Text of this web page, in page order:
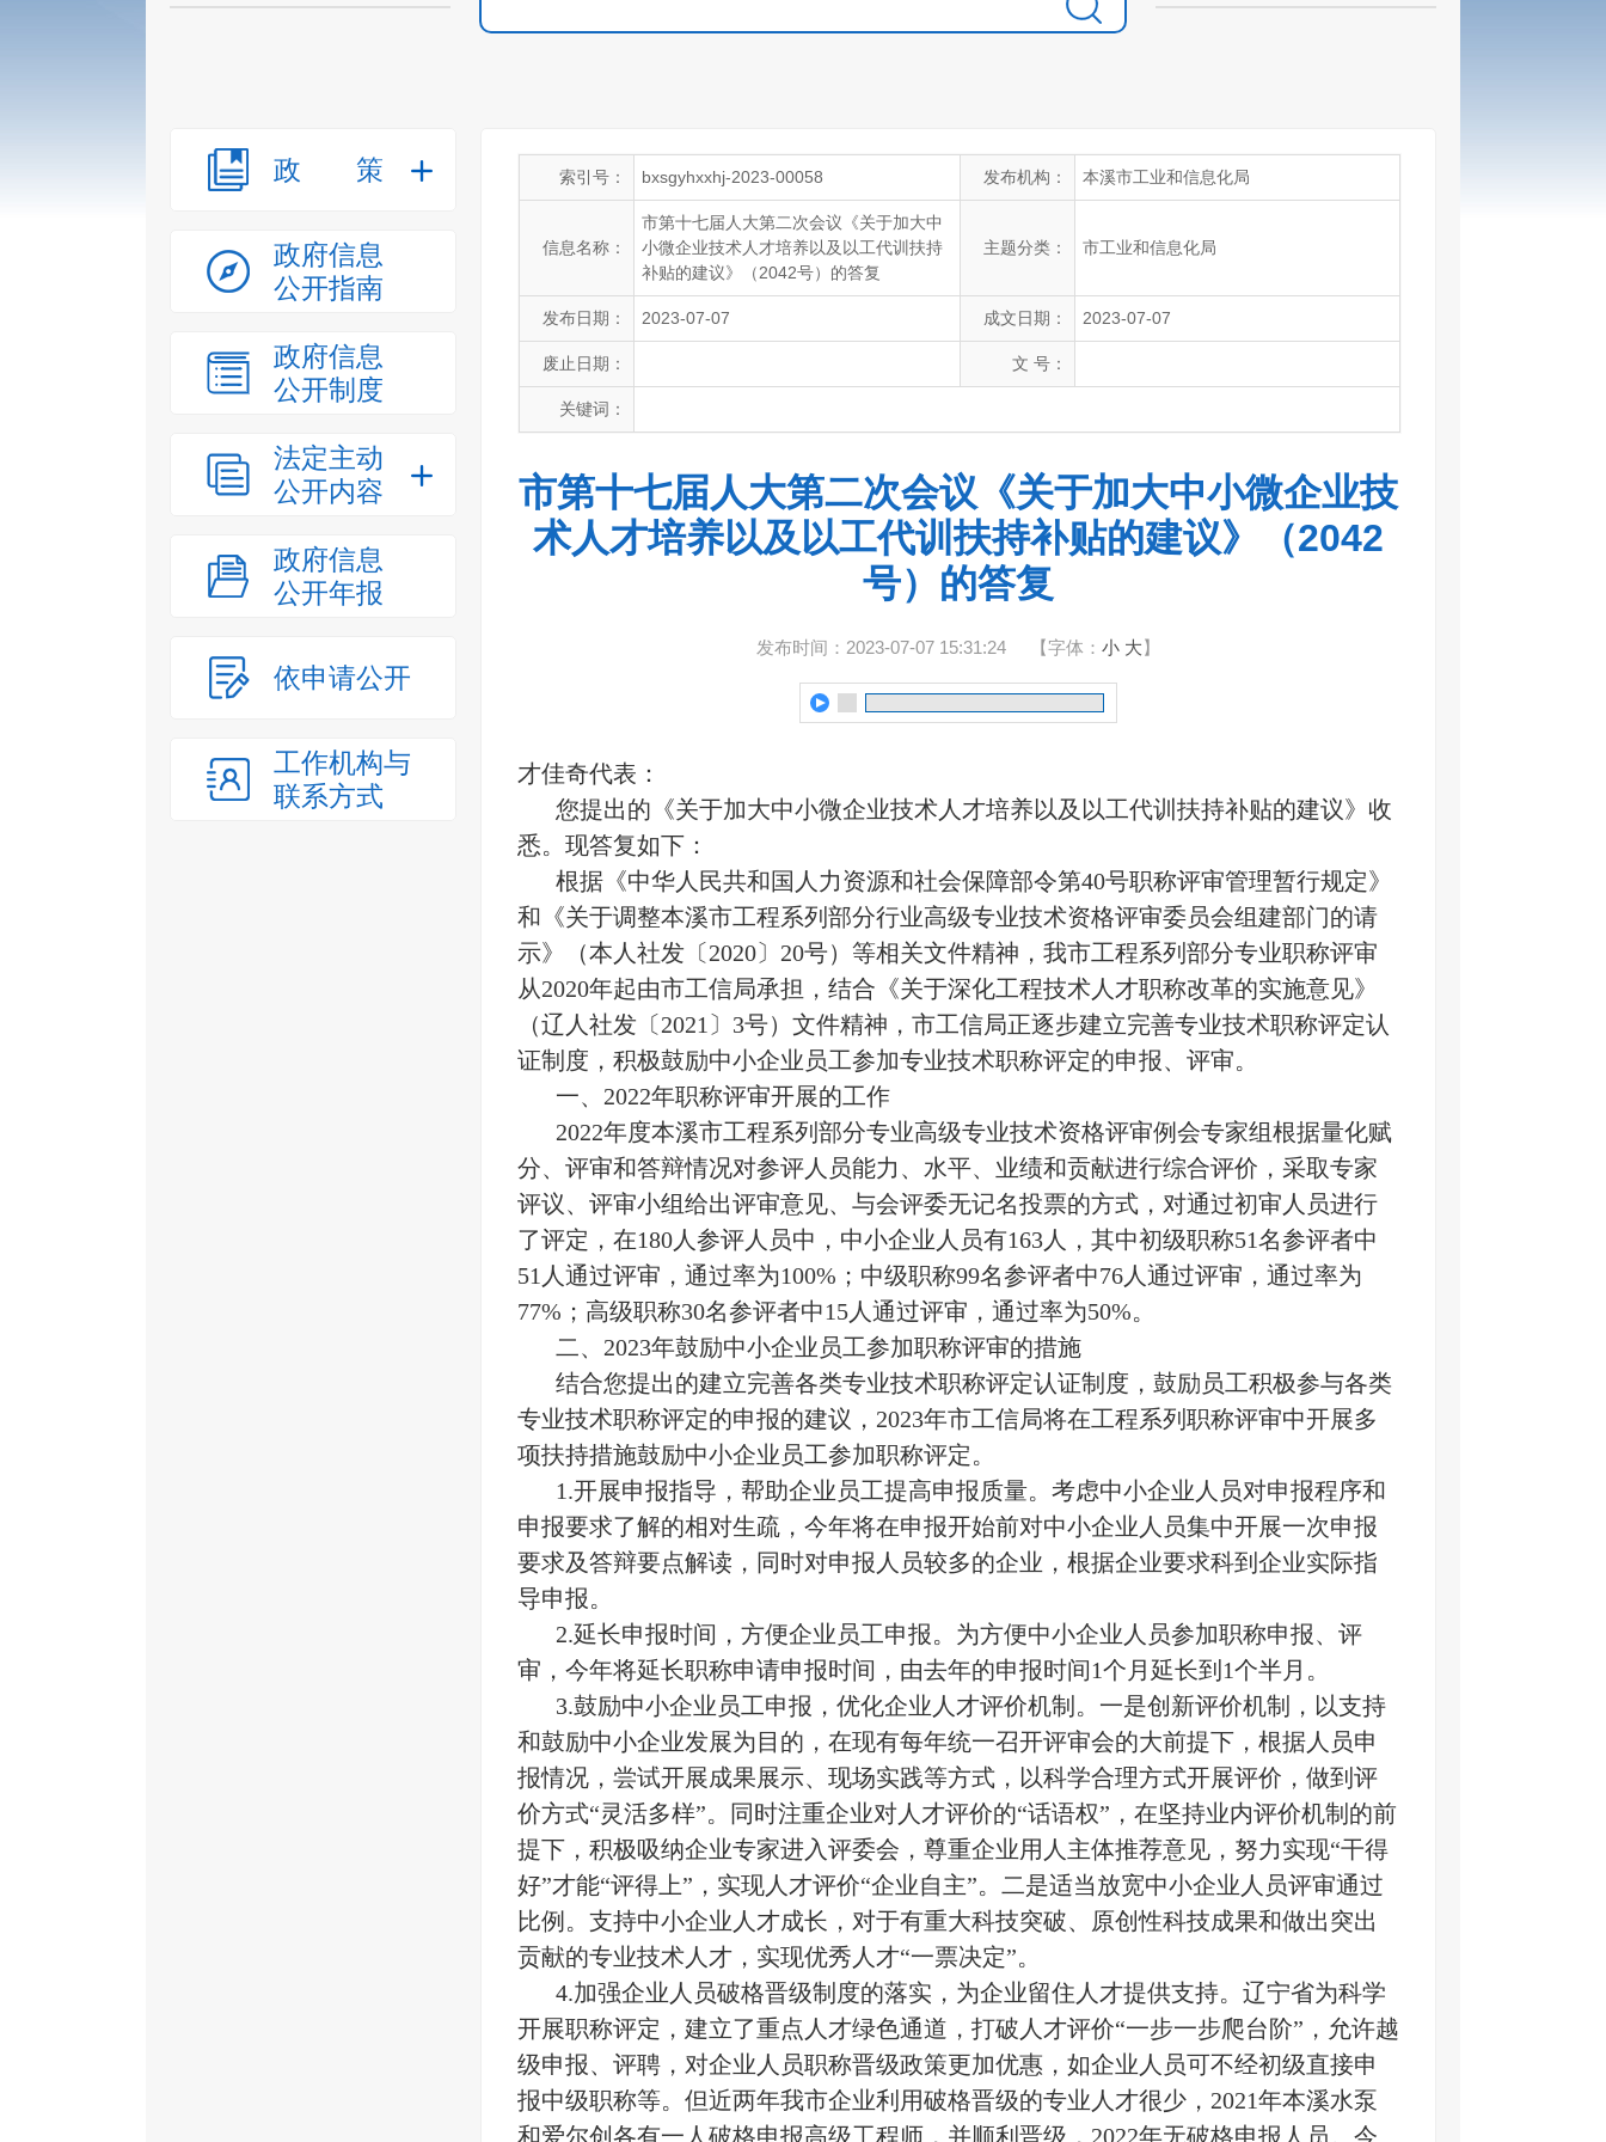
政策
政府信息
公开指南
政府信息
公开制度
法定主动
公开内容
政府信息
公开年报
依申请公开
工作机构与
联系方式
索引号： bxsgyhxxhj-2023-00058 发布机构： 本溪市工业和信息化局
信息名称：
市第十七届人大第二次会议《关于加大中
小微企业技术人才培养以及以工代训扶持
补贴的建议》（2042号）的答复
主题分类： 市工业和信息化局
发布日期： 2023-07-07 成文日期： 2023-07-07
废止日期： 文 号：
关键词：
市第十七届人大第二次会议《关于加大中小微企业技
术人才培养以及以工代训扶持补贴的建议》（2042
号）的答复
发布时间：2023-07-07 15:31:24 【字体： 小 大】
才佳奇代表：
您提出的《关于加大中小微企业技术人才培养以及以工代训扶持补贴的建议》收
悉。现答复如下：
根据《中华人民共和国人力资源和社会保障部令第40号职称评审管理暂行规定》
和《关于调整本溪市工程系列部分行业高级专业技术资格评审委员会组建部门的请
示》（本人社发〔2020〕20号）等相关文件精神，我市工程系列部分专业职称评审
从2020年起由市工信局承担，结合《关于深化工程技术人才职称改革的实施意见》
（辽人社发〔2021〕3号）文件精神，市工信局正逐步建立完善专业技术职称评定认
证制度，积极鼓励中小企业员工参加专业技术职称评定的申报、评审。
一、2022年职称评审开展的工作
2022年度本溪市工程系列部分专业高级专业技术资格评审例会专家组根据量化赋
分、评审和答辩情况对参评人员能力、水平、业绩和贡献进行综合评价，采取专家
评议、评审小组给出评审意见、与会评委无记名投票的方式，对通过初审人员进行
了评定，在180人参评人员中，中小企业人员有163人，其中初级职称51名参评者中
51人通过评审，通过率为100%；中级职称99名参评者中76人通过评审，通过率为
77%；高级职称30名参评者中15人通过评审，通过率为50%。
二、2023年鼓励中小企业员工参加职称评审的措施
结合您提出的建立完善各类专业技术职称评定认证制度，鼓励员工积极参与各类
专业技术职称评定的申报的建议，2023年市工信局将在工程系列职称评审中开展多
项扶持措施鼓励中小企业员工参加职称评定。
1.开展申报指导，帮助企业员工提高申报质量。考虑中小企业人员对申报程序和
申报要求了解的相对生疏，今年将在申报开始前对中小企业人员集中开展一次申报
要求及答辩要点解读，同时对申报人员较多的企业，根据企业要求科到企业实际指
导申报。
2.延长申报时间，方便企业员工申报。为方便中小企业人员参加职称申报、评
审，今年将延长职称申请申报时间，由去年的申报时间1个月延长到1个半月。
3.鼓励中小企业员工申报，优化企业人才评价机制。一是创新评价机制，以支持
和鼓励中小企业发展为目的，在现有每年统一召开评审会的大前提下，根据人员申
报情况，尝试开展成果展示、现场实践等方式，以科学合理方式开展评价，做到评
价方式“灵活多样”。同时注重企业对人才评价的“话语权”，在坚持业内评价机制的前
提下，积极吸纳企业专家进入评委会，尊重企业用人主体推荐意见，努力实现“干得
好”才能“评得上”，实现人才评价“企业自主”。二是适当放宽中小企业人员评审通过
比例。支持中小企业人才成长，对于有重大科技突破、原创性科技成果和做出突出
贡献的专业技术人才，实现优秀人才“一票决定”。
4.加强企业人员破格晋级制度的落实，为企业留住人才提供支持。辽宁省为科学
开展职称评定，建立了重点人才绿色通道，打破人才评价“一步一步爬台阶”，允许越
级申报、评聘，对企业人员职称晋级政策更加优惠，如企业人员可不经初级直接申
报中级职称等。但近两年我市企业利用破格晋级的专业人才很少，2021年本溪水泵
和爱尔创各有一人破格申报高级工程师，并顺利晋级，2022年无破格申报人员。今